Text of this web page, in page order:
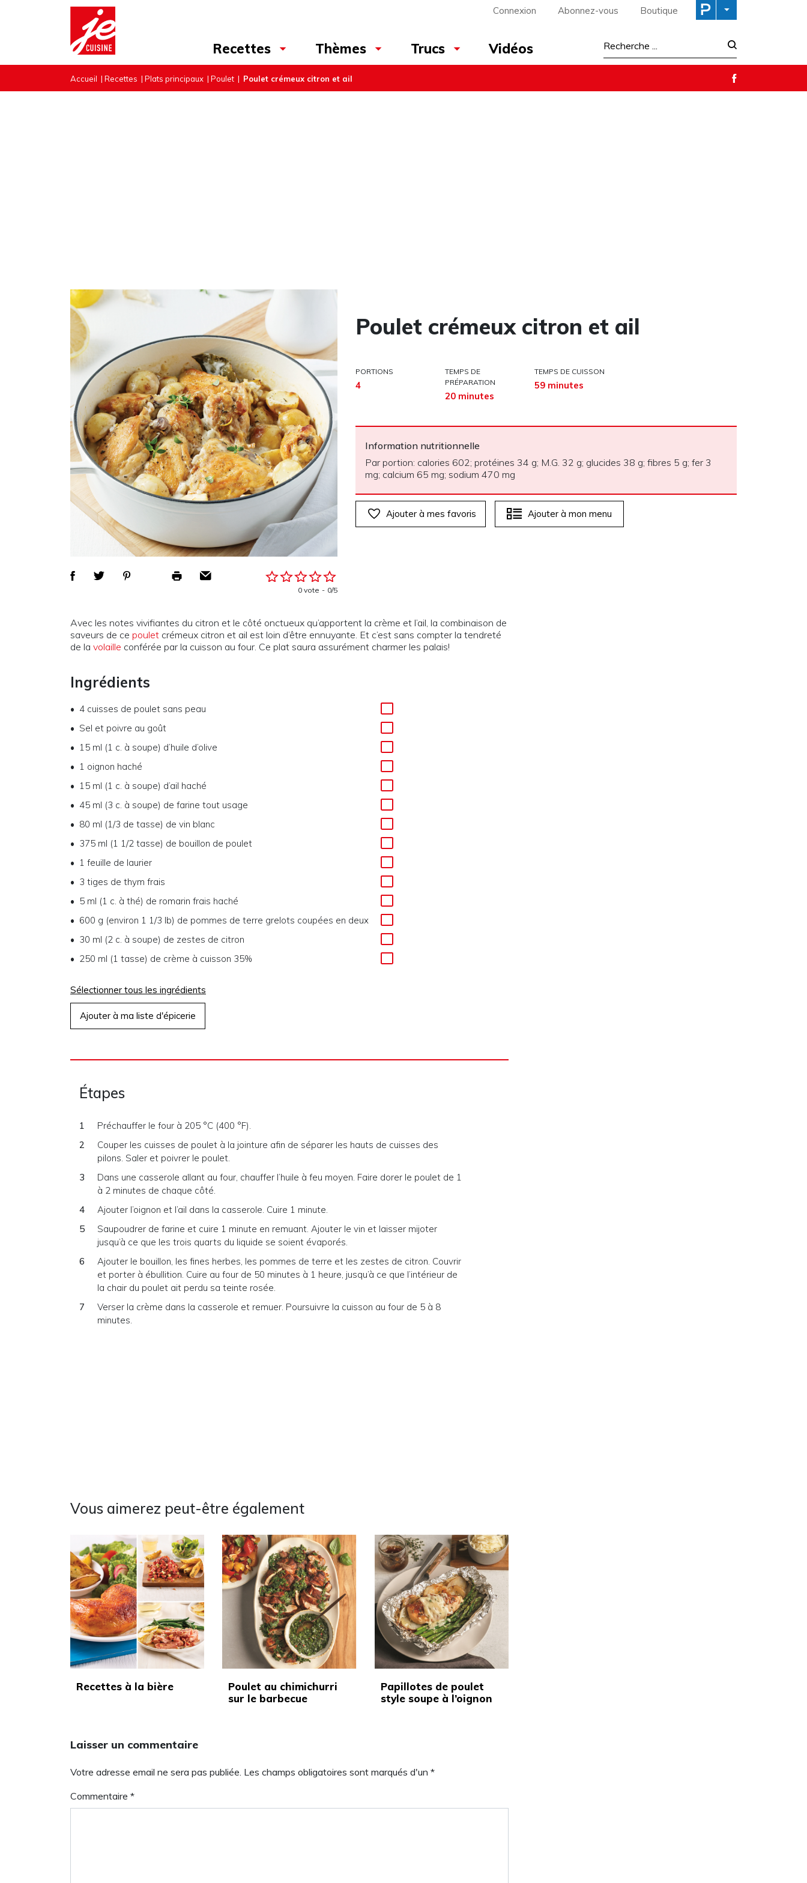
Connexion Abonnez-vous Boutique
Recettes Thèmes Trucs Vidéos
Accueil | Recettes | Plats principaux | Poulet | Poulet crémeux citron et ail
0 vote 0/5
Poulet crémeux citron et ail
PORTIONS
4
TEMPS DE
PRÉPARATION
20 minutes
TEMPS DE CUISSON
59 minutes
Information nutritionnelle
Par portion: calories 602; protéines 34 g; M.G. 32 g; glucides 38 g; fibres 5 g; fer 3
mg; calcium 65 mg; sodium 470 mg
Ajouter à mes favoris Ajouter à mon menu
Avec les notes vivifiantes du citron et le côté onctueux qu’apportent la crème et l’ail, la combinaison de
saveurs de ce poulet crémeux citron et ail est loin d’être ennuyante. Et c’est sans compter la tendreté
de la volaille conférée par la cuisson au four. Ce plat saura assurément charmer les palais!
Ingrédients
4 cuisses de poulet sans peau
Sel et poivre au goût
15 ml (1 c. à soupe) d’huile d’olive
1 oignon haché
15 ml (1 c. à soupe) d’ail haché
45 ml (3 c. à soupe) de farine tout usage
80 ml (1/3 de tasse) de vin blanc
375 ml (1 1/2 tasse) de bouillon de poulet
1 feuille de laurier
3 tiges de thym frais
5 ml (1 c. à thé) de romarin frais haché
600 g (environ 1 1/3 lb) de pommes de terre grelots coupées en deux
30 ml (2 c. à soupe) de zestes de citron
250 ml (1 tasse) de crème à cuisson 35%
Sélectionner tous les ingrédients
Ajouter à ma liste d'épicerie
Étapes
Préchauffer le four à 205 °C (400 °F).
Couper les cuisses de poulet à la jointure afin de séparer les hauts de cuisses des
pilons. Saler et poivrer le poulet.
Dans une casserole allant au four, chauffer l’huile à feu moyen. Faire dorer le poulet de 1
à 2 minutes de chaque côté.
Ajouter l’oignon et l’ail dans la casserole. Cuire 1 minute.
Saupoudrer de farine et cuire 1 minute en remuant. Ajouter le vin et laisser mijoter
jusqu’à ce que les trois quarts du liquide se soient évaporés.
Ajouter le bouillon, les fines herbes, les pommes de terre et les zestes de citron. Couvrir
et porter à ébullition. Cuire au four de 50 minutes à 1 heure, jusqu’à ce que l’intérieur de
la chair du poulet ait perdu sa teinte rosée.
Verser la crème dans la casserole et remuer. Poursuivre la cuisson au four de 5 à 8
minutes.
Vous aimerez peut-être également
Recettes à la bière
Poulet au chimichurri
sur le barbecue
Papillotes de poulet
style soupe à l’oignon
Laisser un commentaire
Votre adresse email ne sera pas publiée. Les champs obligatoires sont marqués d'un *
Commentaire *